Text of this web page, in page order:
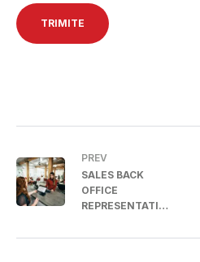
PREV
SALES BACK
OFFICE
REPRESENTATIV
Mare